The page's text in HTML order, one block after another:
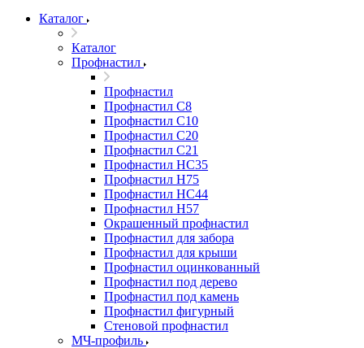
Каталог
Каталог
Профнастил
Профнастил
Профнастил С8
Профнастил С10
Профнастил С20
Профнастил С21
Профнастил НС35
Профнастил Н75
Профнастил HC44
Профнастил Н57
Окрашенный профнастил
Профнастил для забора
Профнастил для крыши
Профнастил оцинкованный
Профнастил под дерево
Профнастил под камень
Профнастил фигурный
Стеновой профнастил
МЧ-профиль